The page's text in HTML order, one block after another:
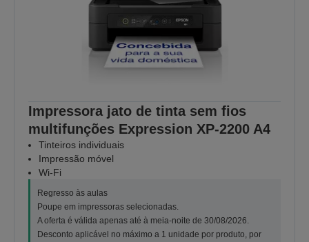
Impressora jato de tinta sem fios
multifunções Expression XP-2200 A4
Tinteiros individuais
Impressão móvel
Wi-Fi
Regresso às aulas
Poupe em impressoras selecionadas.
A oferta é válida apenas até à meia-noite de 30/08/2026.
Desconto aplicável no máximo a 1 unidade por produto, por